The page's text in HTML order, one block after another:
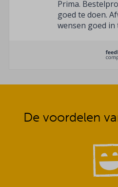
Prima.
goed te doen.
wensen goed in
De voordelen